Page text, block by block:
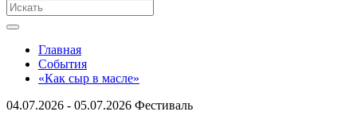
Главная
События
«Как сыр в масле»
04.07.2026 - 05.07.2026 Фестиваль